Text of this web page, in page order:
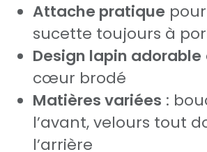
Attache pratique
sucette toujours à
Design lapin adorable
cœur brodé
Matières variées :
l’avant, velours tout
l’arrière